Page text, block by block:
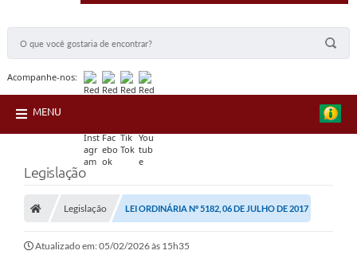
Acompanhe-nos:
MENU
Legislação
Legislação LEI ORDINÁRIA Nº 5182, 06 DE JULHO DE 2017
Atualizado em: 05/02/2026 às 15h35